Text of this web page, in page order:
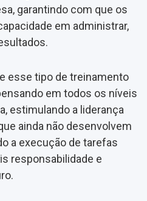
garantindo com que os
em administrar,
esse tipo de treinamento
em todos os níveis
estimulando a liderança
ainda não desenvolvem
a execução de tarefas
responsabilidade e